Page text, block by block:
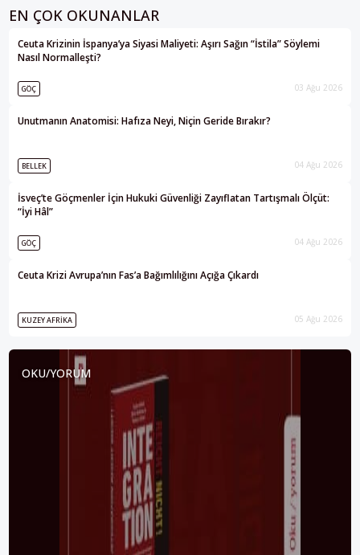
EN ÇOK OKUNANLAR
Ceuta Krizinin İspanya’ya Siyasi Maliyeti: Aşırı Sağın “İstila” Söylemi
Nasıl Normalleşti?
GÖÇ 03 Ağu 2026
Unutmanın Anatomisi: Hafıza Neyi, Niçin Geride Bırakır?
BELLEK 04 Ağu 2026
İsveç’te Göçmenler İçin Hukuki Güvenliği Zayıflatan Tartışmalı Ölçüt:
“İyi Hâl”
GÖÇ 04 Ağu 2026
Ceuta Krizi Avrupa’nın Fas’a Bağımlılığını Açığa Çıkardı
KUZEY AFRIKA 05 Ağu 2026
OKU/YORUM